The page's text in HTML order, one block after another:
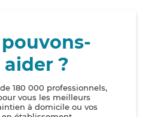
?
180 000 professionnels,
vous les meilleurs
à domicile ou vos